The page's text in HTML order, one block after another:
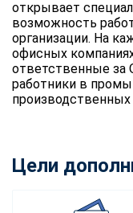
открывает
возможность
организации. На
офисных
ответственные за
работники в
производственных
Цели